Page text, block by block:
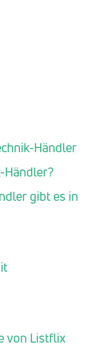
Händler
Händler?
gibt es in
von Listflix